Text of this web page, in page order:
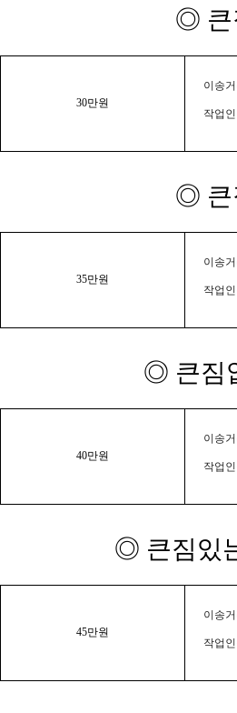
◎ 큰
30만원
이송
작업
◎ 큰
35만원
이송
작업
◎ 큰짐
40만원
이송
작업
◎ 큰짐있
45만원
이송
작업